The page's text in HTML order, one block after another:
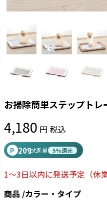
お掃除簡単ステップトレ
4,180 税込
P 209pt進呈 5%還元
1～3日以内に発送予定 （休
商品 カラー・タイプ